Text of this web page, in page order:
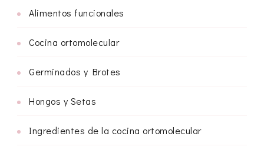
Alimentos funcionales
Cocina ortomolecular
Germinados y Brotes
Hongos y Setas
Ingredientes de la cocina ortomolecular